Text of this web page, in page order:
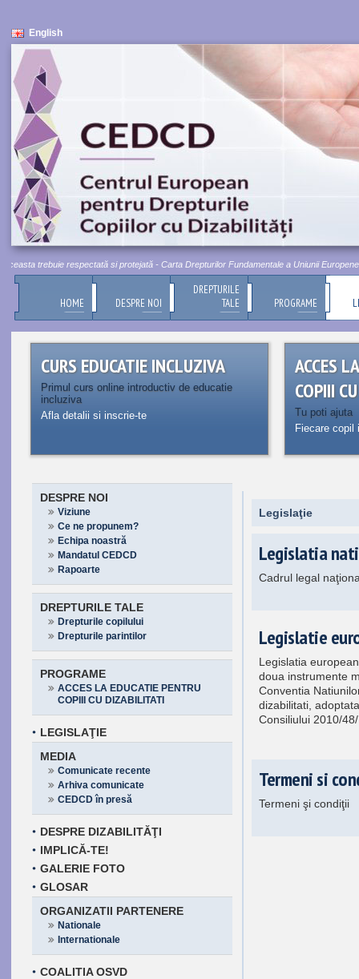
English
trebuie respectată si protejată - Carta Drepturilor Fundamentale a Uniunii Europene,
HOME DESPRE NOI
DREPTURILE
TALE
PROGRAME
CURS EDUCATIE INCLUZIVA
Primul curs online introductiv de educatie
incluziva
Afla detalii si inscrie-te
ACCES
COPIII
Tu poti ajuta
Fiecare
DESPRE NOI
Viziune
Ce ne propunem?
Echipa noastră
Mandatul CEDCD
Rapoarte
DREPTURILE TALE
Drepturile copilului
Drepturile parintilor
PROGRAME
ACCES LA EDUCATIE PENTRU
COPIII CU DIZABILITATI
LEGISLAŢIE
MEDIA
Comunicate recente
Arhiva comunicate
CEDCD în presă
DESPRE DIZABILITĂŢI
IMPLICĂ-TE!
GALERIE FOTO
GLOSAR
ORGANIZATII PARTENERE
Nationale
Internationale
COALITIA OSVD
Legislaţie
Legislatia
Cadrul legal
Legislatie
Legislatia
doua instrumente
Conventia
dizabilitati,
Consiliului 2010/
Termeni si
Termeni şi condiţii